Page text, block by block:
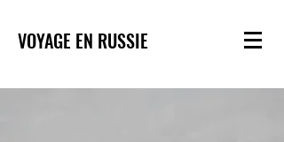
VOYAGE EN RUSSIE